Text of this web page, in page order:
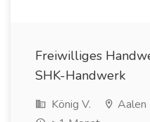
Freiwilliges
SHK-Handwerk
König V. Aalen